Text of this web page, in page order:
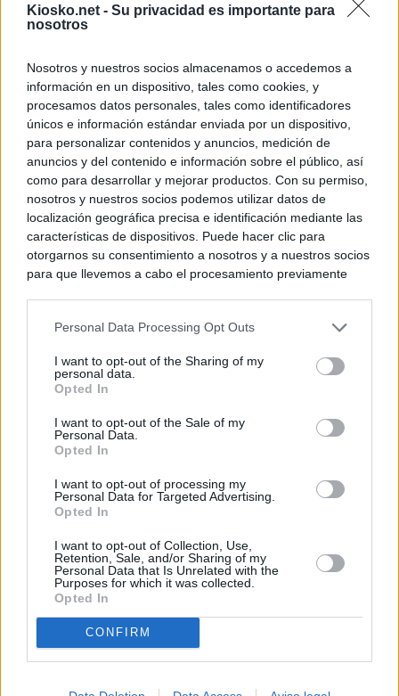
Kiosko.net - Su privacidad es importante para
nosotros
Nosotros y nuestros socios almacenamos o accedemos a
información en un dispositivo, tales como cookies, y
procesamos datos personales, tales como identificadores
únicos e información estándar enviada por un dispositivo,
para personalizar contenidos y anuncios, medición de
anuncios y del contenido e información sobre el público, así
como para desarrollar y mejorar productos. Con su permiso,
nosotros y nuestros socios podemos utilizar datos de
localización geográfica precisa e identificación mediante las
características de dispositivos. Puede hacer clic para
otorgarnos su consentimiento a nosotros y a nuestros socios
para que llevemos a cabo el procesamiento previamente
negar su consentimiento. Tenga en cuenta que algún
de su consentimiento, pero usted tiene el derecho de
rechazar tal procesamiento. Sus preferencias se aplicarán
cualquier momento entrando de nuevo en este sitio web o
visitando nuestra política de privacidad.
Personal Data Processing Opt Outs
I want to opt-out of the Sharing of my
personal data.
Opted In
I want to opt-out of the Sale of my
Personal Data.
Opted In
I want to opt-out of processing my
Personal Data for Targeted Advertising.
Opted In
I want to opt-out of Collection, Use,
Retention, Sale, and/or Sharing of my
Personal Data that Is Unrelated with the
Purposes for which it was collected.
Opted In
CONFIRM